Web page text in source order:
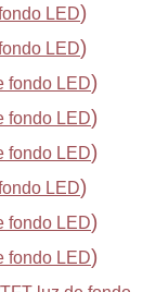
LED)
LED)
fondo LED)
fondo LED)
fondo LED)
LED)
fondo LED)
fondo LED)